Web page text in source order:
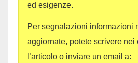
ed esigenze.
Per segnalazioni informazioni
aggiornate, potete scrivere nei
l’articolo o inviare un email a: